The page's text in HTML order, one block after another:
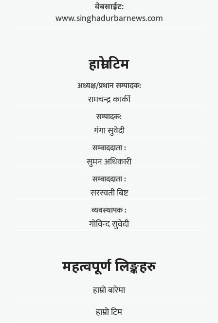
वेबसाईट:
www.singhadurbarnews.com
हाम्राे टिम
अध्यक्ष/प्रधान सम्पादक:
रामचन्द्र कार्की
सम्पादक:
गंगा सुवेदी
सम्वाददाता :
सुमन अधिकारी
सम्वाददाता :
सरस्वती बिष्ट
व्यवस्थापक :
गोविन्द सुवेदी
महत्वपूर्ण लिङ्कहरु
हाम्राे बारेमा
हाम्राे टिम